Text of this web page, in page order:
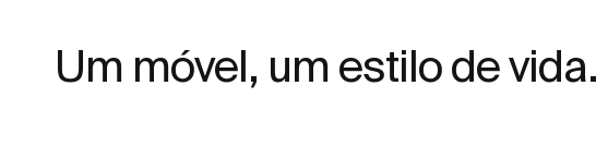
Um móvel, um estilo de vida.